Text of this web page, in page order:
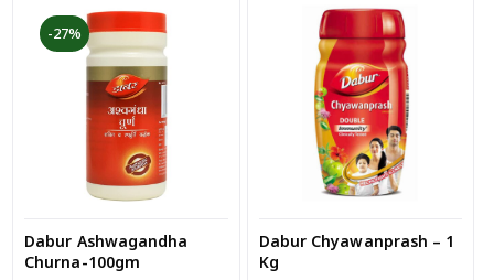
-27%
Dabur Ashwagandha
Churna-100gm
Dabur Chyawanprash – 1
Kg